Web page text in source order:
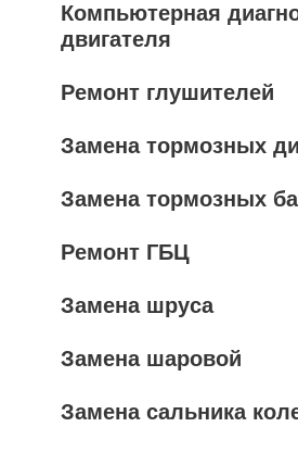
Компьютерная
двигателя
Ремонт глушителей
Замена тормозных
Замена тормозных
Ремонт ГБЦ
Замена шруса
Замена шаровой
Замена сальника